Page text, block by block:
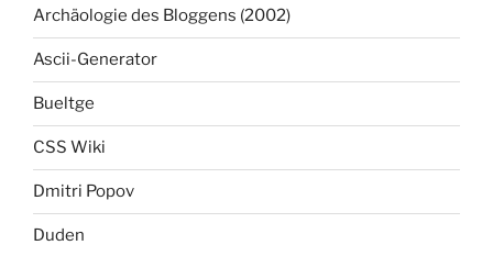
Archäologie des Bloggens (2002)
Ascii-Generator
Bueltge
CSS Wiki
Dmitri Popov
Duden